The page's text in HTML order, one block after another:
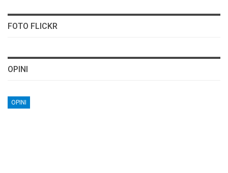
FOTO FLICKR
OPINI
OPINI